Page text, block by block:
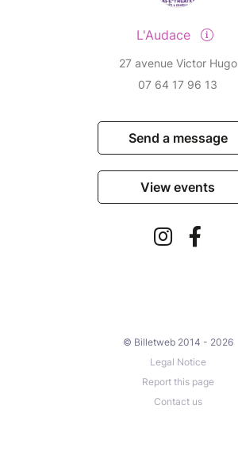
L'Audace
27 avenue Victor Hugo
07 64 17 96 13
Send a message
View events
© Billetweb 2014 - 2026
Legal Notice
Report this page
Contact us